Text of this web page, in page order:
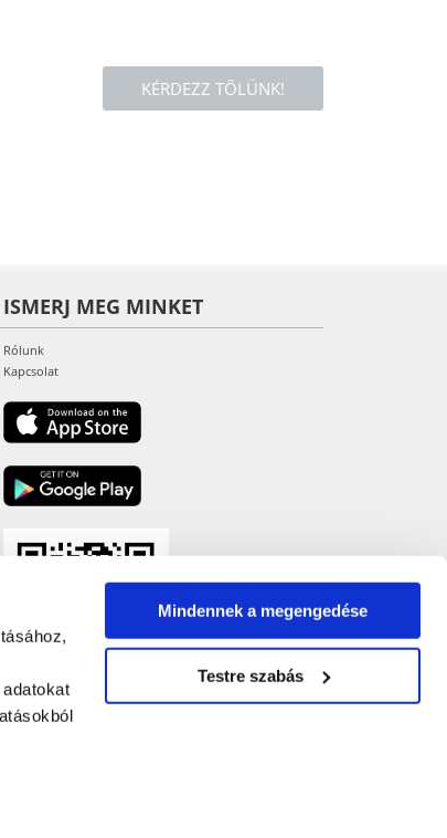
Mindennek a megengedése
Testre szabás
KÉRDEZZ TŐLÜNK!
ISMERJ MEG MINKET
Rólunk
Kapcsolat